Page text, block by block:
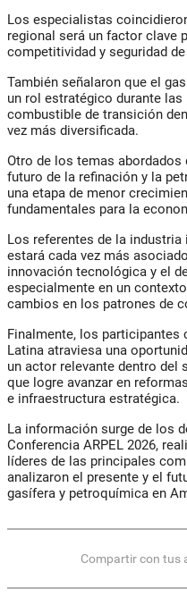
Los especialistas
regional será un factor clave
competitividad y seguridad
También señalaron que el
un rol estratégico durante
combustible de transición
vez más diversificada.
Otro de los temas
futuro de la refinación y la
una etapa de menor
fundamentales para la
Los referentes de la
estará cada vez más
innovación tecnológica y el
especialmente en un
cambios en los patrones de
Finalmente, los participantes
Latina atraviesa una
un actor relevante dentro del
que logre avanzar en
e infraestructura estratégica.
La información surge de los
Conferencia ARPEL 2026,
líderes de las principales
analizaron el presente y el
gasífera y petroquímica en
Compartir con tus